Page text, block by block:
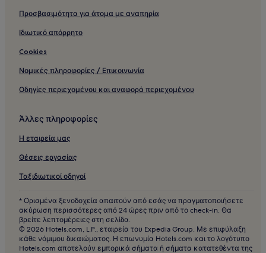
Προσβασιμότητα για άτομα με αναπηρία
Ιδιωτικό απόρρητο
Cookies
Νομικές πληροφορίες / Επικοινωνία
Οδηγίες περιεχομένου και αναφορά περιεχομένου
Άλλες πληροφορίες
Η εταιρεία μας
Θέσεις εργασίας
Ταξιδιωτικοί οδηγοί
* Ορισμένα ξενοδοχεία απαιτούν από εσάς να πραγματοποιήσετε
ακύρωση περισσότερες από 24 ώρες πριν από το check-in. Θα
βρείτε λεπτομέρειες στη σελίδα.
© 2026 Hotels.com, L.P., εταιρεία του Expedia Group. Με επιφύλαξη
κάθε νόμιμου δικαιώματος. Η επωνυμία Hotels.com και το λογότυπο
Hotels.com αποτελούν εμπορικά σήματα ή σήματα κατατεθέντα της